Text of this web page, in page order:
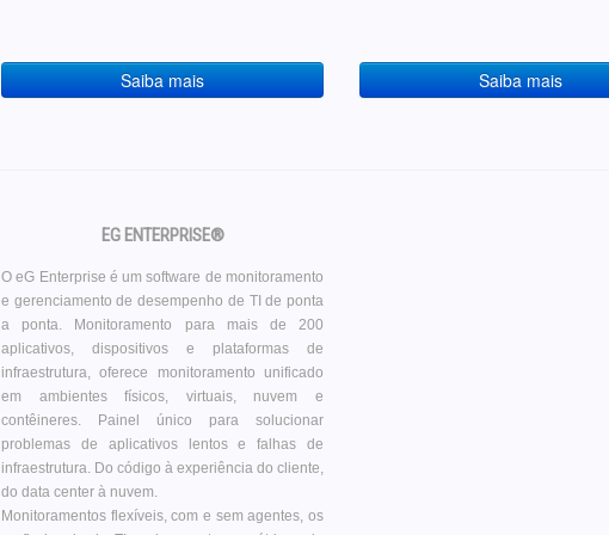
Saiba mais Saiba mais
EG ENTERPRISE®
O eG Enterprise é um software de monitoramento
e gerenciamento de desempenho de TI de ponta
a ponta. Monitoramento para mais de 200
aplicativos, dispositivos e plataformas de
infraestrutura, oferece monitoramento unificado
em ambientes físicos, virtuais, nuvem e
contêineres. Painel único para solucionar
problemas de aplicativos lentos e falhas de
infraestrutura. Do código à experiência do cliente,
do data center à nuvem.
Monitoramentos flexíveis, com e sem agentes, os